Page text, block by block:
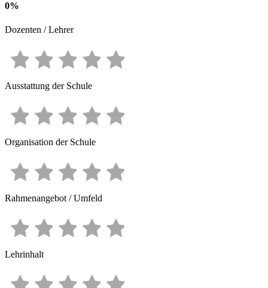
0%
Dozenten / Lehrer
Ausstattung der Schule
Organisation der Schule
Rahmenangebot / Umfeld
Lehrinhalt